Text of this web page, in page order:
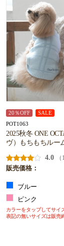
20％OFF SALE
POT1063
2025秋冬 ONE
ヴ）もちもちルー
4.0
（
販売価格：
ブルー
ピンク
カラーをタップしてサイ
表記の無いサイズは販売